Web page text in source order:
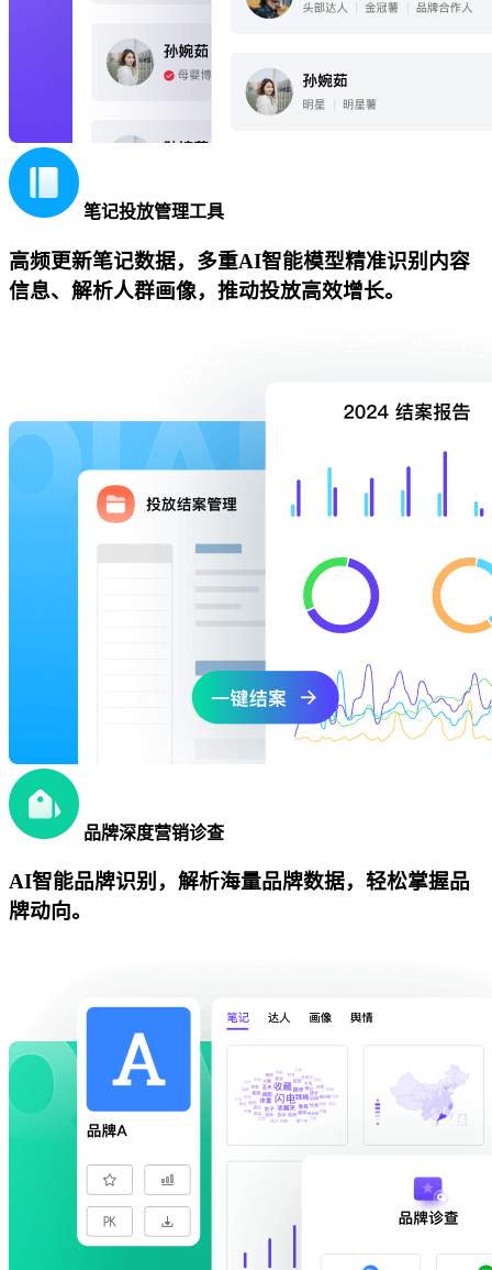
笔记投放管理工具
高频更新笔记数据，多重AI智能模型精准识别内容
信息、解析人群画像，推动投放高效增长。
品牌深度营销诊查
AI智能品牌识别，解析海量品牌数据，轻松掌握品
牌动向。